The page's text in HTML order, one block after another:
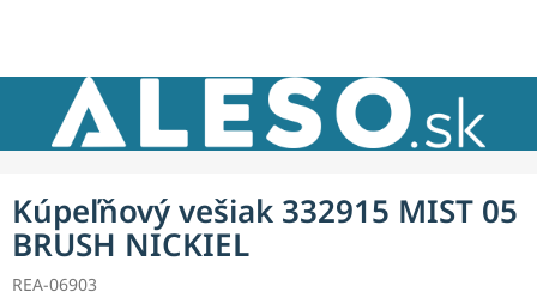
Kúpeľňový vešiak 332915 MIST 05
BRUSH NICKIEL
REA-06903